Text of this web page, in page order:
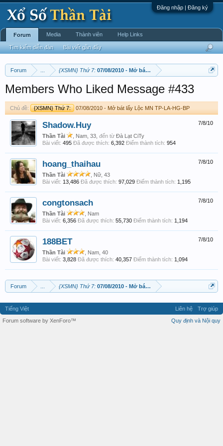
Đăng nhập | Đăng ký
Forum {XSMN} Thứ 7: 07/08/2010 - Mở bát lấy Lộc MN TP-LA-HG-BP ‎
Members Who Liked Message #433
Chủ đề: {XSMN} Thứ 7: 07/08/2010 - Mở bát lấy Lộc MN TP-LA-HG-BP ‎
7/8/10
Shadow.Huy
Thần Tài , Nam, 33, đến từ Đà Lạt CiTy
Bài viết: 495 Đã được thích: 6,392 Điểm thành tích: 954
7/8/10
hoang_thaihau
Thần Tài
, Nữ, 43
Bài viết: 13,486 Đã được thích: 97,029 Điểm thành tích: 1,195
7/8/10
congtonsach
Thần Tài
, Nam
Bài viết: 6,356 Đã được thích: 55,730 Điểm thành tích: 1,194
7/8/10
188BET
Thần Tài
, Nam, 40
Bài viết: 3,828 Đã được thích: 40,357 Điểm thành tích: 1,094
Forum {XSMN} Thứ 7: 07/08/2010 - Mở bát lấy Lộc MN TP-LA-HG-BP ‎
Forum
Tìm kiếm diễn đàn Bài viết gần đây
Media Thành viên Help Links
Tiếng Việt Liên hệ
Trợ giúp
Quy định và Nội quy
Forum software by XenForo™